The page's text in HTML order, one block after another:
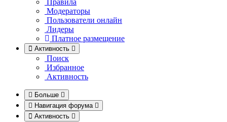
Модераторы
Пользователи онлайн
Лидеры
Платное размещение
Активность
Поиск
Избранное
Активность
Больше
Навигация форума
Активность